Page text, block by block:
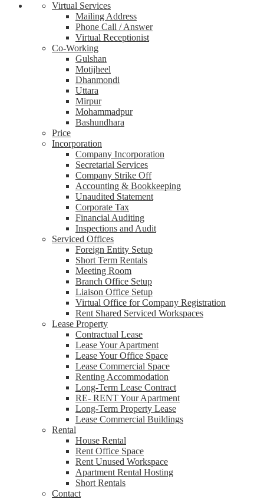
Virtual Services
Mailing Address
Phone Call / Answer
Virtual Receptionist
Co-Working
Gulshan
Motijheel
Dhanmondi
Uttara
Mirpur
Mohammadpur
Bashundhara
Price
Incorporation
Company Incorporation
Secretarial Services
Company Strike Off
Accounting & Bookkeeping
Unaudited Statement
Corporate Tax
Financial Auditing
Inspections and Audit
Serviced Offices
Foreign Entity Setup
Short Term Rentals
Meeting Room
Branch Office Setup
Liaison Office Setup
Virtual Office for Company Registration
Rent Shared Serviced Workspaces
Lease Property
Contractual Lease
Lease Your Apartment
Lease Your Office Space
Lease Commercial Space
Renting Accommodation
Long-Term Lease Contract
RE- RENT Your Apartment
Long-Term Property Lease
Lease Commercial Buildings
Rental
House Rental
Rent Office Space
Rent Unused Workspace
Apartment Rental Hosting
Short Rentals
Contact